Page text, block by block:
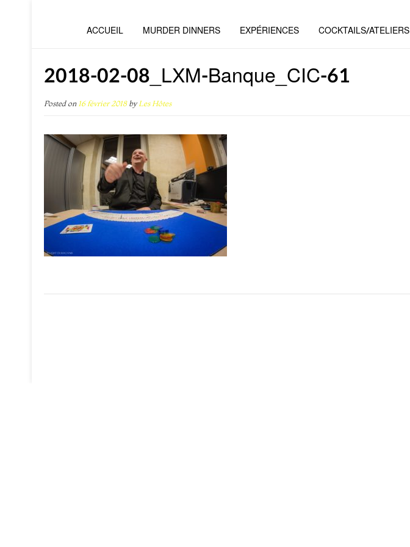
ACCUEIL MURDER DINNERS EXPÉRIENCES COCKTAILS/ATELIERS
2018-02-08_LXM-Banque_CIC-61
Posted on16 février 2018byLes Hôtes